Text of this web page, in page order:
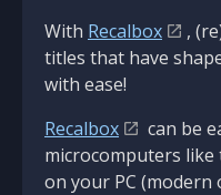
With Recalbox
,
titles that have
with ease!
Recalbox
can be
microcomputers like
on your PC (modern